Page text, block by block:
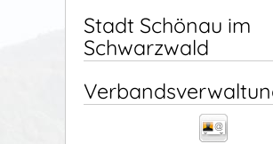
Stadt Schönau im
Schwarzwald